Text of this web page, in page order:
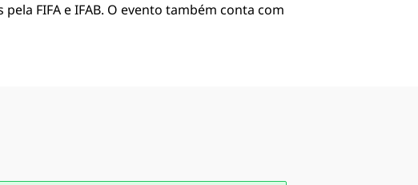
FIFA e IFAB. O evento também conta com